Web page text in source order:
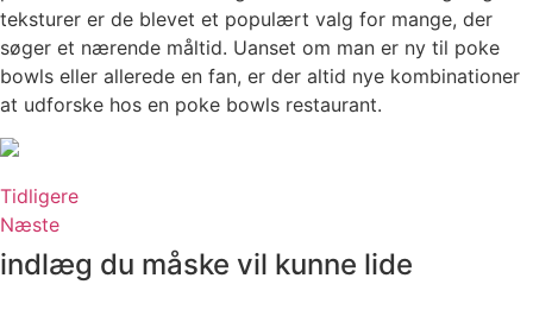
teksturer er de blevet et populært valg for mange, der
søger et nærende måltid. Uanset om man er ny til poke
bowls eller allerede en fan, er der altid nye kombinationer
at udforske hos en poke bowls restaurant.
Tidligere
Næste
indlæg du måske vil kunne lide